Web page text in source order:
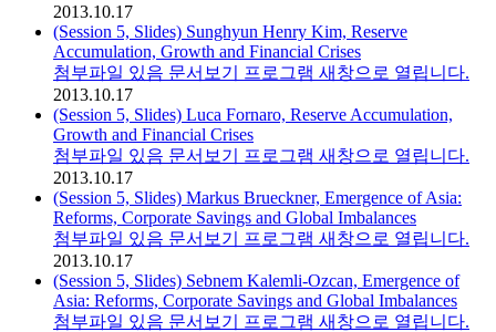
2013.10.17
(Session 5, Slides) Sunghyun Henry Kim, Reserve
Accumulation, Growth and Financial Crises
첨부파일 있음 문서보기 프로그램 새창으로 열립니다.
2013.10.17
(Session 5, Slides) Luca Fornaro, Reserve Accumulation,
Growth and Financial Crises
첨부파일 있음 문서보기 프로그램 새창으로 열립니다.
2013.10.17
(Session 5, Slides) Markus Brueckner, Emergence of Asia:
Reforms, Corporate Savings and Global Imbalances
첨부파일 있음 문서보기 프로그램 새창으로 열립니다.
2013.10.17
(Session 5, Slides) Sebnem Kalemli-Ozcan, Emergence of
Asia: Reforms, Corporate Savings and Global Imbalances
첨부파일 있음 문서보기 프로그램 새창으로 열립니다.